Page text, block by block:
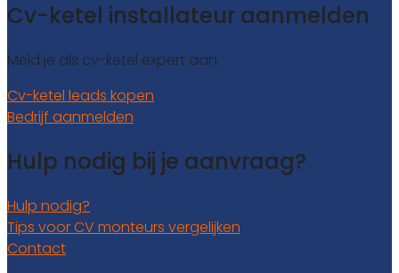
Cv-ketel installateur aanmelden
Meld je als cv-ketel expert aan.
Cv-ketel leads kopen
Bedrijf aanmelden
Hulp nodig bij je aanvraag?
Hulp nodig?
Tips voor CV monteurs vergelijken
Contact